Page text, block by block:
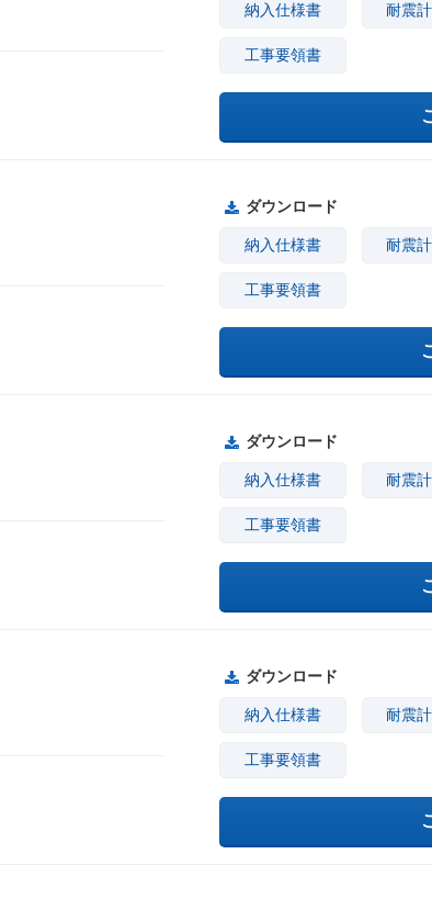
納入仕様書 耐震
工事要領書
ダウンロード
納入仕様書 耐震
工事要領書
ダウンロード
納入仕様書 耐震
工事要領書
ダウンロード
納入仕様書 耐震
工事要領書